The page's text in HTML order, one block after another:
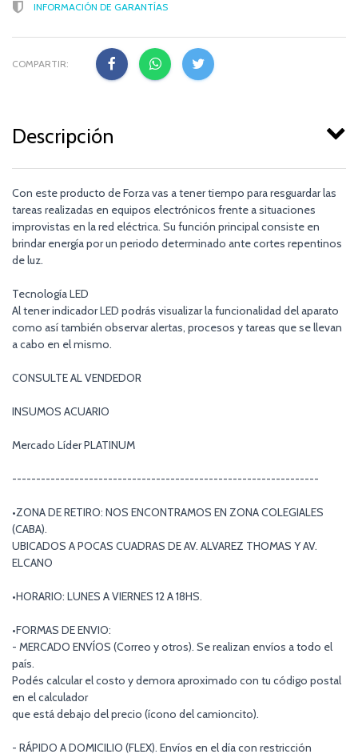
INFORMACIÓN DE GARANTÍAS
COMPARTIR:
Descripción
Con este producto de Forza vas a tener tiempo para resguardar las
tareas realizadas en equipos electrónicos frente a situaciones
improvistas en la red eléctrica. Su función principal consiste en
brindar energía por un periodo determinado ante cortes repentinos
de luz.
Tecnología LED
Al tener indicador LED podrás visualizar la funcionalidad del aparato
como así también observar alertas, procesos y tareas que se llevan
a cabo en el mismo.
CONSULTE AL VENDEDOR
INSUMOS ACUARIO
Mercado Líder PLATINUM
----------------------------------------------------------------
•ZONA DE RETIRO: NOS ENCONTRAMOS EN ZONA COLEGIALES
(CABA).
UBICADOS A POCAS CUADRAS DE AV. ALVAREZ THOMAS Y AV.
ELCANO
•HORARIO: LUNES A VIERNES 12 A 18HS.
•FORMAS DE ENVIO:
- MERCADO ENVÍOS (Correo y otros). Se realizan envíos a todo el
país.
Podés calcular el costo y demora aproximado con tu código postal
en el calculador
que está debajo del precio (ícono del camioncito).
- RÁPIDO A DOMICILIO (FLEX). Envíos en el día con restricción